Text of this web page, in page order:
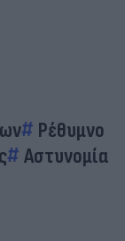
Ρέθυμνο
Αστυνομία